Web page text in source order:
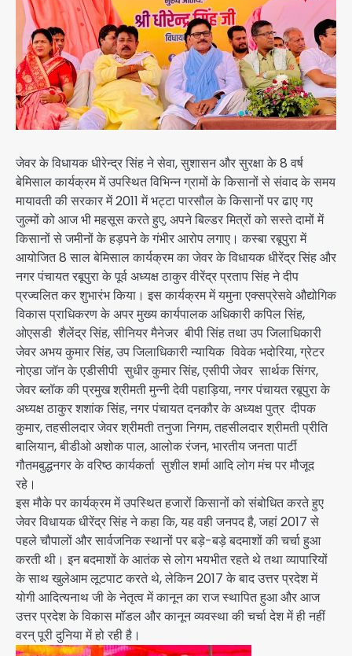
जेवर के विधायक धीरेन्द्र सिंह ने सेवा, सुशासन और सुरक्षा के 8 वर्ष
बेमिसाल कार्यक्रम में उपस्थित विभिन्न ग्रामों के किसानों से संवाद के समय
मायावती की सरकार में 2011 में भट्टा पारसौल के किसानों पर ढाए गए
जुल्मों को आज भी महसूस करते हुए, अपने बिल्डर मित्रों को सस्ते दामों में
किसानों से जमीनों के हड़पने के गंभीर आरोप लगाए। कस्बा रबूपुरा में
आयोजित 8 साल बेमिसाल कार्यक्रम का जेवर के विधायक धीरेंद्र सिंह और
नगर पंचायत रबूपुरा के पूर्व अध्यक्ष ठाकुर वीरेंद्र प्रताप सिंह ने दीप
प्रज्वलित कर शुभारंभ किया। इस कार्यक्रम में यमुना एक्सप्रेसवे औद्योगिक
विकास प्राधिकरण के अपर मुख्य कार्यपालक अधिकारी कपिल सिंह,
ओएसडी शैलेंद्र सिंह, सीनियर मैनेजर बीपी सिंह तथा उप जिलाधिकारी
जेवर अभय कुमार सिंह, उप जिलाधिकारी न्यायिक विवेक भदोरिया, ग्रेटर
नोएडा जॉन के एडीसीपी सुधीर कुमार सिंह, एसीपी जेवर सार्थक सिंगर,
जेवर ब्लॉक की प्रमुख श्रीमती मुन्नी देवी पहाड़िया, नगर पंचायत रबूपुरा के
अध्यक्ष ठाकुर शशांक सिंह, नगर पंचायत दनकौर के अध्यक्ष पुत्र दीपक
कुमार, तहसीलदार जेवर श्रीमती तनुजा निगम, तहसीलदार श्रीमती प्रीति
बालियान, बीडीओ अशोक पाल, आलोक रंजन, भारतीय जनता पार्टी
गौतमबुद्धनगर के वरिष्ठ कार्यकर्ता सुशील शर्मा आदि लोग मंच पर मौजूद
रहे।
इस मौके पर कार्यक्रम में उपस्थित हजारों किसानों को संबोधित करते हुए
जेवर विधायक धीरेंद्र सिंह ने कहा कि, यह वही जनपद है, जहां 2017 से
पहले चौपालों और सार्वजनिक स्थानों पर बड़े-बड़े बदमाशों की चर्चा हुआ
करती थी। इन बदमाशों के आतंक से लोग भयभीत रहते थे तथा व्यापारियों
के साथ खुलेआम लूटपाट करते थे, लेकिन 2017 के बाद उत्तर प्रदेश में
योगी आदित्यनाथ जी के नेतृत्व में कानून का राज स्थापित हुआ और आज
उत्तर प्रदेश के विकास मॉडल और कानून व्यवस्था की चर्चा देश में ही नहीं
वरन् पूरी दुनिया में हो रही है।